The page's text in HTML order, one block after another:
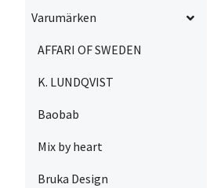
Varumärken
AFFARI OF SWEDEN
K. LUNDQVIST
Baobab
Mix by heart
Bruka Design